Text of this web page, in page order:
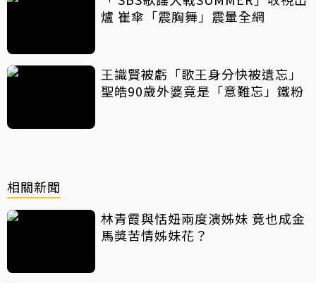
爐 崔傘「震胸舞」震暈全網
王識賢被虧「歌王身分快被遺忘」
聖皓90歲外婆竟是「意難忘」鐵粉
相關新聞
林青霞與恬妞兩度演姊妹 竟也成金
馬獎苦情姊妹花？